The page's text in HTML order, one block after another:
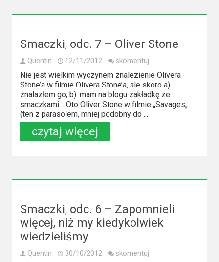
Smaczki, odc. 7 – Oliver Stone
Quentin 12/11/2012 skomentuj
Nie jest wielkim wyczynem znalezienie Olivera
Stone’a w filmie Olivera Stone’a, ale skoro a).
znalazłem go; b). mam na blogu zakładkę ze
smaczkami… Oto Oliver Stone w filmie „Savages„
(ten z parasolem, mniej podobny do ...
czytaj więcej
Smaczki, odc. 6 – Zapomnieli
więcej, niż my kiedykolwiek
wiedzieliśmy
Quentin 30/10/2012 skomentuj